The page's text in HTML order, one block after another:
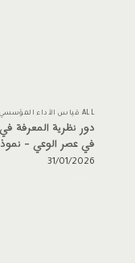
ALL قياس الأداء المؤسسي نظريات إدارية
دور نظرية المعرفة في
في عصر الوعي –
31/01/2026